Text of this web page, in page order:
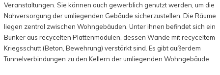
Veranstaltungen. Sie können auch gewerblich genutzt werden, um die
Nahversorgung der umliegenden Gebäude sicherzustellen. Die Räume
liegen zentral zwischen Wohngebäuden. Unter ihnen befindet sich ein
Bunker aus recycelten Plattenmodulen, dessen Wände mit recyceltem
Kriegsschutt (Beton, Bewehrung) verstärkt sind. Es gibt außerdem
Tunnelverbindungen zu den Kellern der umliegenden Wohngebäude.